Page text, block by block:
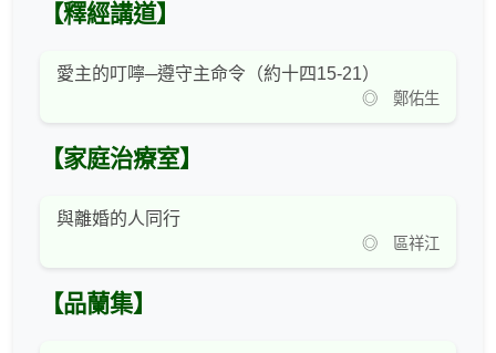
【釋經講道】
愛主的叮嚀─遵守主命令（約十四15-21）
◎ 鄭佑生
【家庭治療室】
與離婚的人同行
◎ 區祥江
【品蘭集】